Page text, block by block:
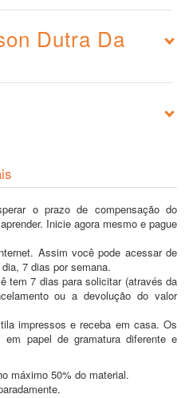
Dutra Da
o prazo de compensação do
Inicie agora mesmo e pague
Assim você pode acessar de
7 dias por semana.
tem 7 dias para solicitar (através da
ou a devolução do valor
impressos e receba em casa. Os
em papel de gramatura diferente e
máximo 50% do material.